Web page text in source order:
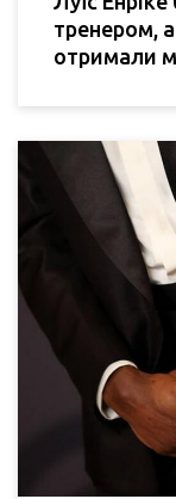
тренером,
отримали